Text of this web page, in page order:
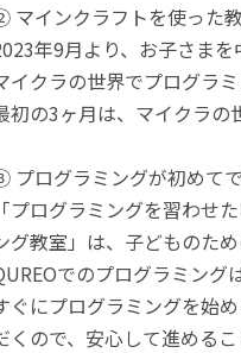
マインクラフトを使った
年9月より、お子さま
イクラの世界でプログラ
初の3ヶ月は、マイクラの
プログラミングが初めて
「プログラミングを習わせ
グ教室」は、子どものた
でのプログラミング
ぐにプログラミングを始
くので、安心して進める